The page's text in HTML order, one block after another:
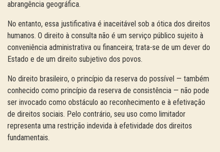
abrangência geográfica.
No entanto, essa justificativa é inaceitável sob a ótica dos direitos
humanos. O direito à consulta não é um serviço público sujeito à
conveniência administrativa ou financeira; trata-se de um dever do
Estado e de um direito subjetivo dos povos.
No direito brasileiro, o princípio da reserva do possível — também
conhecido como princípio da reserva de consistência — não pode
ser invocado como obstáculo ao reconhecimento e à efetivação
de direitos sociais. Pelo contrário, seu uso como limitador
representa uma restrição indevida à efetividade dos direitos
fundamentais.